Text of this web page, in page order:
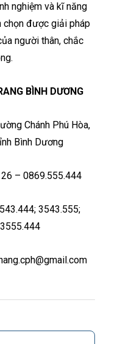
nghiệm và kĩ năng
chọn được giải pháp
người thân, chắc
BÌNH DƯƠNG
Chánh Phú Hòa,
Bình Dương
– 0869.555.444
3543.555;